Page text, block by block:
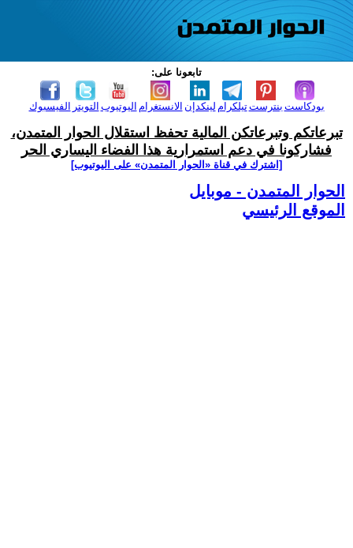
تابعونا على:
الفيسبوك التويتر اليوتيوب الانستغرام لينكدإن تيلكرامبنترست بودكاست
تبرعاتكم وتبرعاتكن المالية تحفظ استقلال الحوار المتمدن،
فشاركونا في دعم استمرارية هذا الفضاء اليساري الحر
[اشترك في قناة ‫«الحوار المتمدن» على اليوتيوب]
الحوار المتمدن - موبايل
الموقع الرئيسي